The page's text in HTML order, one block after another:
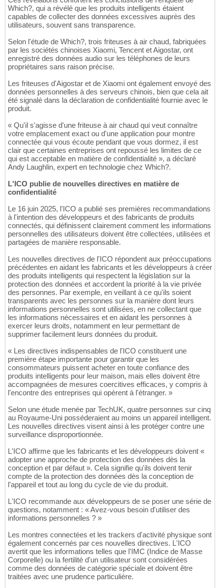
Which?, qui a révélé que les produits intelligents étaient
capables de collecter des données excessives auprès des
utilisateurs, souvent sans transparence.
Selon l'étude de Which?, trois friteuses à air chaud, fabriquées
par les sociétés chinoises Xiaomi, Tencent et Aigostar, ont
enregistré des données audio sur les téléphones de leurs
propriétaires sans raison précise.
Les friteuses d'Aigostar et de Xiaomi ont également envoyé des
données personnelles à des serveurs chinois, bien que cela ait
été signalé dans la déclaration de confidentialité fournie avec le
produit.
« Qu'il s'agisse d'une friteuse à air chaud qui veut connaître
votre emplacement exact ou d'une application pour montre
connectée qui vous écoute pendant que vous dormez, il est
clair que certaines entreprises ont repoussé les limites de ce
qui est acceptable en matière de confidentialité », a déclaré
Andy Laughlin, expert en technologie chez Which?.
L'ICO publie de nouvelles directives en matière de
confidentialité
Le 16 juin 2025, l'ICO a publié ses premières recommandations
à l'intention des développeurs et des fabricants de produits
connectés, qui définissent clairement comment les informations
personnelles des utilisateurs doivent être collectées, utilisées et
partagées de manière responsable.
Les nouvelles directives de l'ICO répondent aux préoccupations
précédentes en aidant les fabricants et les développeurs à créer
des produits intelligents qui respectent la législation sur la
protection des données et accordent la priorité à la vie privée
des personnes. Par exemple, en veillant à ce qu'ils soient
transparents avec les personnes sur la manière dont leurs
informations personnelles sont utilisées, en ne collectant que
les informations nécessaires et en aidant les personnes à
exercer leurs droits, notamment en leur permettant de
supprimer facilement leurs données du produit.
« Les directives indispensables de l'ICO constituent une
première étape importante pour garantir que les
consommateurs puissent acheter en toute confiance des
produits intelligents pour leur maison, mais elles doivent être
accompagnées de mesures coercitives efficaces, y compris à
l'encontre des entreprises qui opèrent à l'étranger. »
Selon une étude menée par TechUK, quatre personnes sur cinq
au Royaume-Uni posséderaient au moins un appareil intelligent.
Les nouvelles directives visent ainsi à les protéger contre une
surveillance disproportionnée.
L'ICO affirme que les fabricants et les développeurs doivent «
adopter une approche de protection des données dès la
conception et par défaut ». Cela signifie qu'ils doivent tenir
compte de la protection des données dès la conception de
l'appareil et tout au long du cycle de vie du produit.
L'ICO recommande aux développeurs de se poser une série de
questions, notamment : « Avez-vous besoin d'utiliser des
informations personnelles ? »
Les montres connectées et les trackers d'activité physique sont
également concernés par ces nouvelles directives. L'ICO
avertit que les informations telles que l'IMC (Indice de Masse
Corporelle) ou la fertilité d'un utilisateur sont considérées
comme des données de catégorie spéciale et doivent être
traitées avec une prudence particulière.